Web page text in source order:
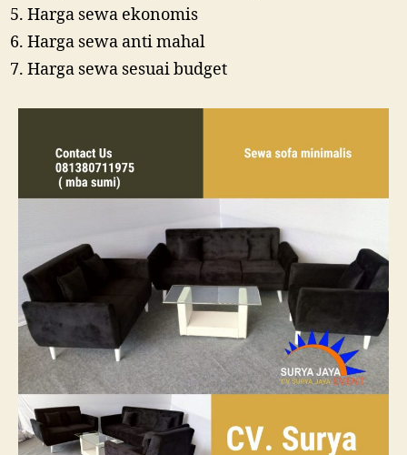
Harga sewa ekonomis
Harga sewa anti mahal
Harga sewa sesuai budget